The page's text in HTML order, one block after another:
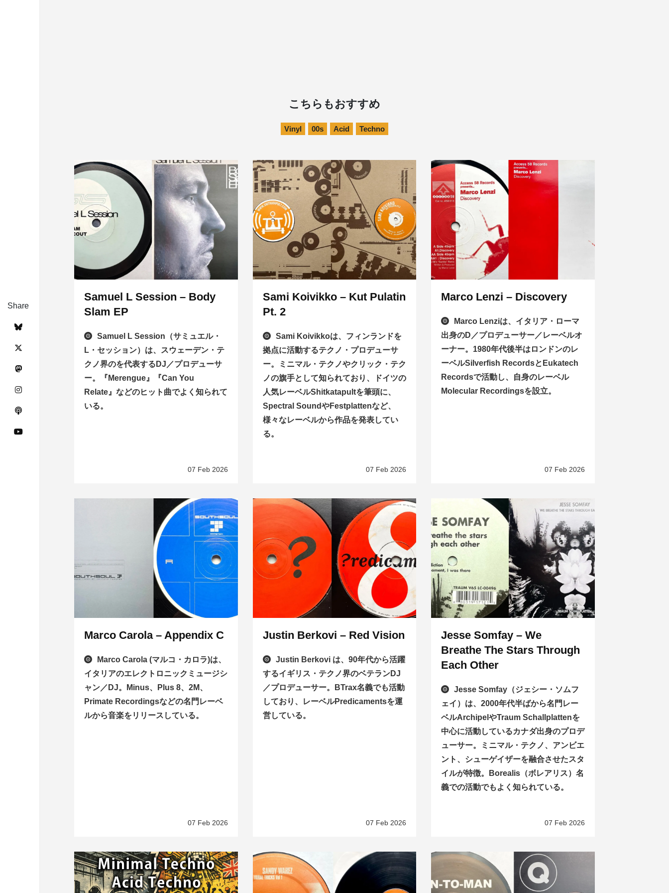
Share
こちらもおすすめ
Vinyl 00s Acid Techno
Samuel L Session – Body
Slam EP
Samuel L Session（サミュエル・
L・セッション）は、スウェーデン・テ
クノ界のを代表するDJ／プロデューサ
ー。『Merengue』『Can You
Relate』などのヒット曲でよく知られて
いる。
07 Feb 2026
Sami Koivikko – Kut Pulatin
Pt. 2
Sami Koivikkoは、フィンランドを
拠点に活動するテクノ・プロデューサ
ー。ミニマル・テクノやクリック・テク
ノの旗手として知られており、ドイツの
人気レーベルShitkatapultを筆頭に、
Spectral SoundやFestplattenなど、
様々なレーベルから作品を発表してい
る。
07 Feb 2026
Marco Lenzi – Discovery
Marco Lenziは、イタリア・ローマ
出身のD／プロデューサー／レーベルオ
ーナー。1980年代後半はロンドンのレ
ーベルSilverfish RecordsとEukatech
Recordsで活動し、自身のレーベル
Molecular Recordingsを設立。
07 Feb 2026
Marco Carola – Appendix C
Marco Carola (マルコ・カロラ)は、
イタリアのエレクトロニックミュージシ
ャン／DJ。Minus、Plus 8、2M、
Primate Recordingsなどの名門レーベ
ルから音楽をリリースしている。
07 Feb 2026
Justin Berkovi – Red Vision
Justin Berkovi は、90年代から活躍
するイギリス・テクノ界のベテランDJ
／プロデューサー。BTrax名義でも活動
しており、レーベルPredicamentsを運
営している。
07 Feb 2026
Jesse Somfay – We
Breathe The Stars Through
Each Other
Jesse Somfay（ジェシー・ソムフ
ェイ）は、2000年代半ばから名門レー
ベルArchipelやTraum Schallplattenを
中心に活動しているカナダ出身のプロデ
ューサー。ミニマル・テクノ、アンビエ
ント、シューゲイザーを融合させたスタ
イルが特徴。Borealis（ボレアリス）名
義での活動でもよく知られている。
07 Feb 2026